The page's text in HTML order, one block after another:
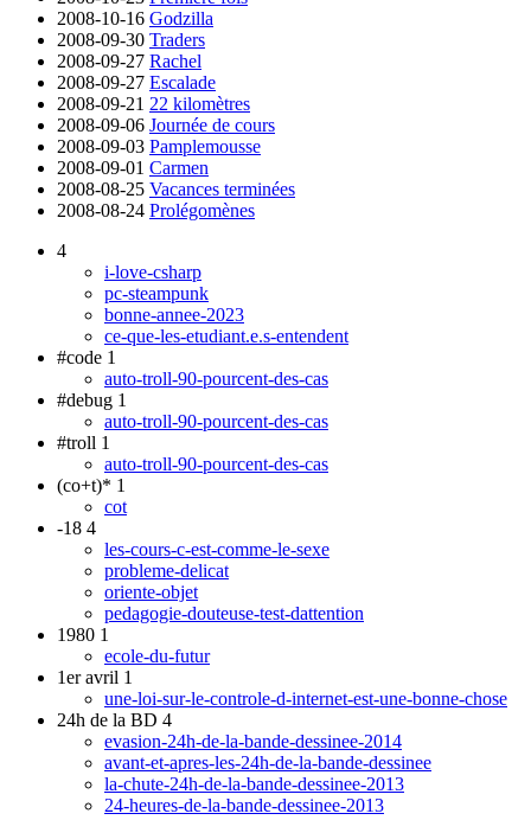
2008-10-16 Godzilla
2008-09-30 Traders
2008-09-27 Rachel
2008-09-27 Escalade
2008-09-21 22 kilomètres
2008-09-06 Journée de cours
2008-09-03 Pamplemousse
2008-09-01 Carmen
2008-08-25 Vacances terminées
2008-08-24 Prolégomènes
4
i-love-csharp
pc-steampunk
bonne-annee-2023
ce-que-les-etudiant.e.s-entendent
#code 1
auto-troll-90-pourcent-des-cas
#debug 1
auto-troll-90-pourcent-des-cas
#troll 1
auto-troll-90-pourcent-des-cas
(co+t)* 1
cot
-18 4
les-cours-c-est-comme-le-sexe
probleme-delicat
oriente-objet
pedagogie-douteuse-test-dattention
1980 1
ecole-du-futur
1er avril 1
une-loi-sur-le-controle-d-internet-est-une-bonne-chose
24h de la BD 4
evasion-24h-de-la-bande-dessinee-2014
avant-et-apres-les-24h-de-la-bande-dessinee
la-chute-24h-de-la-bande-dessinee-2013
24-heures-de-la-bande-dessinee-2013